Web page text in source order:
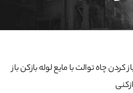
کردن چاه توالت با مایع لوله بازکن باز